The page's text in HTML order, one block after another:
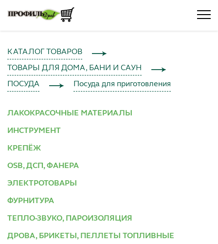
КАТАЛОГ ТОВАРОВ
ТОВАРЫ ДЛЯ ДОМА, БАНИ И САУН
ПОСУДА Посуда для приготовления
ЛАКОКРАСОЧНЫЕ МАТЕРИАЛЫ
ИНСТРУМЕНТ
КРЕПЁЖ
OSB, ДСП, ФАНЕРА
ЭЛЕКТРОТОВАРЫ
ФУРНИТУРА
ТЕПЛО-ЗВУКО, ПАРОИЗОЛЯЦИЯ
ДРОВА, БРИКЕТЫ, ПЕЛЛЕТЫ ТОПЛИВНЫЕ